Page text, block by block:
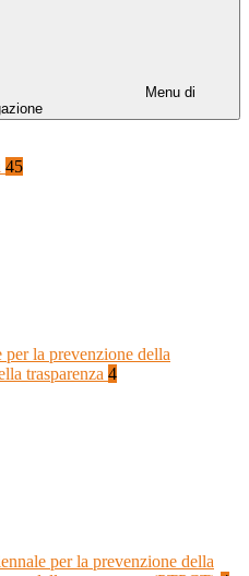
Menu di
45
per la prevenzione della
trasparenza 4
per la prevenzione della